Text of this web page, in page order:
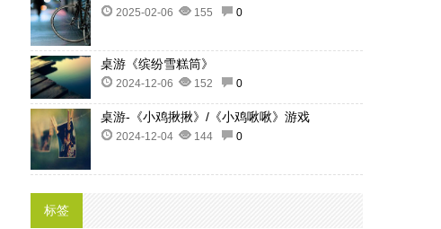
2025-02-06 155 0
桌游《缤纷雪糕筒》
2024-12-06 152 0
桌游-《小鸡揪揪》/《小鸡啾啾》游戏
2024-12-04 144 0
标签